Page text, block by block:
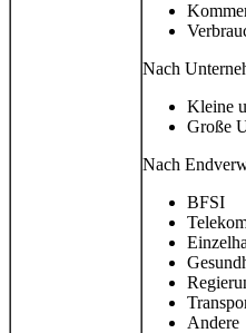
Nach
Kleine
Große
Nach
BFSI
Andere